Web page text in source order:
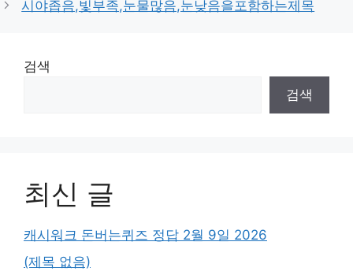
시야좁음,빛부족,눈물많음,눈낮음을포함하는제목
검색
검색
최신 글
캐시워크 돈버는퀴즈 정답 2월 9일 2026
(제목 없음)